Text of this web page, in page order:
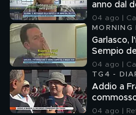
anno dal
04 ago |
MORNING
Garlasco,
Sempio
04 ago |
TG4 -
Addio a
04 ago |